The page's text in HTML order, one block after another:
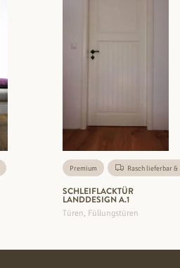
Premium Rasch lieferbar
SCHLEIFLACKTÜR
LANDDESIGN A.1
Türen, Füllungstüren